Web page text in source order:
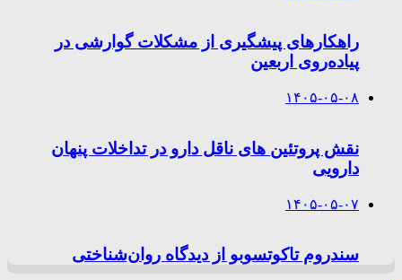
راهکارهای پیشگیری از مشکلات گوارشی در
پیاده‌روی اربعین
۱۴۰۵-۰۵-۰۸
نقش پروتئین های ناقل دارو در تداخلات پنهان
دارویی
۱۴۰۵-۰۵-۰۷
سندروم تاکوتسوبو از دیدگاه روان‌شناختی